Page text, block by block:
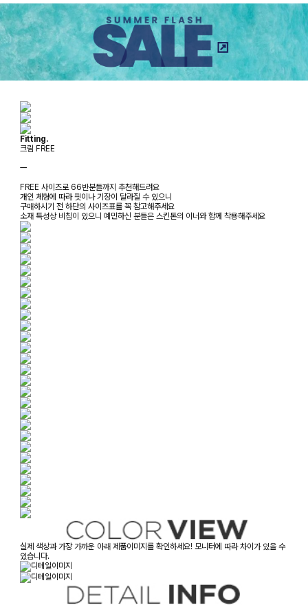
Fitting.
크림 FREE
ㅡ
FREE 사이즈로 66반분들까지 추천해드려요
개인 체형에 따라 핏이나 기장이 달라질 수 있으니
구매하시기 전 하단의 사이즈표를 꼭 참고해주세요
소재 특성상 비침이 있으니 예민하신 분들은 스킨톤의 이너와 함께 착용해주세요
실제 색상과 가장 가까운 아래 제품이미지를 확인하세요! 모니터에 따라 차이가 있을 수
있습니다.